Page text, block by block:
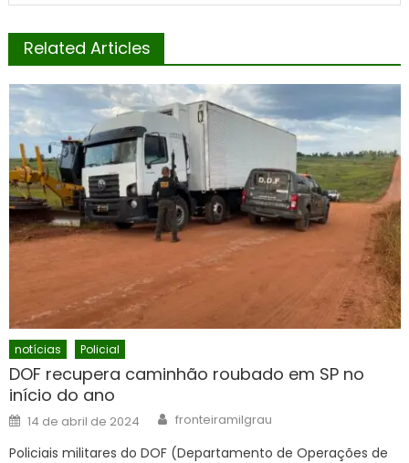
Related Articles
notícias Policial
DOF recupera caminhão roubado em SP no
início do ano
Posted
on
14 de abril de 2024 Author
fronteiramilgrau
Policiais militares do DOF (Departamento de Operações de